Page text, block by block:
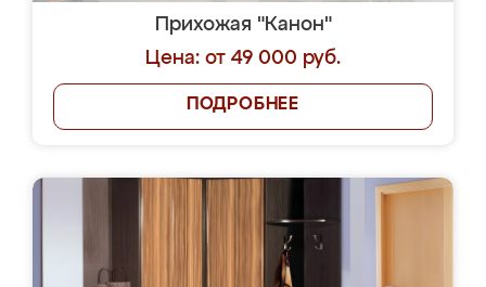
Прихожая "Канон"
Цена: от 49 000 руб.
ПОДРОБНЕЕ